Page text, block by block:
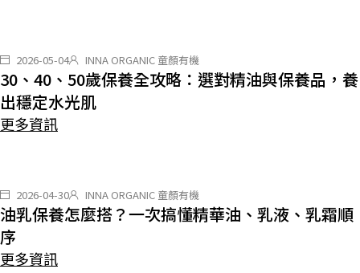
2026-05-04 INNA ORGANIC 童顏有機
30、40、50歲保養全攻略：選對精油與保養品，養
出穩定水光肌
更多資訊
2026-04-30 INNA ORGANIC 童顏有機
油乳保養怎麼搭？一次搞懂精華油、乳液、乳霜順
序
更多資訊